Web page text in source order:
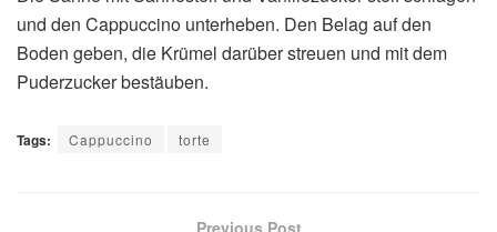
und den Cappuccino unterheben. Den Belag auf den
Boden geben, die Krümel darüber streuen und mit dem
Puderzucker bestäuben.
Tags: Cappuccino torte